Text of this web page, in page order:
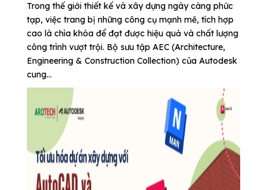
Trong thế giới thiết kế và xây dựng ngày càng phức
tạp, việc trang bị những công cụ mạnh mẽ, tích hợp
cao là chìa khóa để đạt được hiệu quả và chất lượng
công trình vượt trội. Bộ sưu tập AEC (Architecture,
Engineering & Construction Collection) của Autodesk
cung...